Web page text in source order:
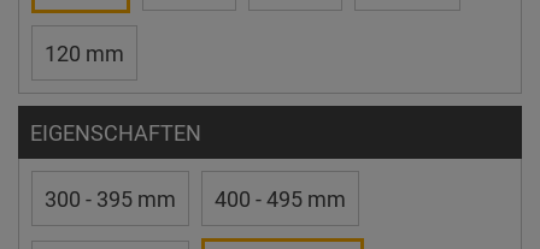
120 mm
EIGENSCHAFTEN
300 - 395 mm 400 - 495 mm